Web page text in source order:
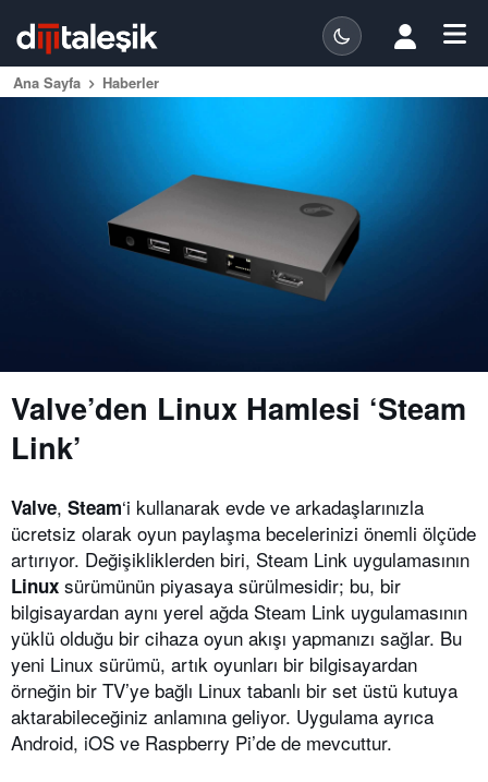
Ana Sayfa Haberler
Valve’den Linux Hamlesi ‘Steam
Link’
Valve, Steam‘i kullanarak evde ve arkadaşlarınızla
ücretsiz olarak oyun paylaşma becelerinizi önemli ölçüde
artırıyor. Değişikliklerden biri, Steam Link uygulamasının
Linux sürümünün piyasaya sürülmesidir; bu, bir
bilgisayardan aynı yerel ağda Steam Link uygulamasının
yüklü olduğu bir cihaza oyun akışı yapmanızı sağlar. Bu
yeni Linux sürümü, artık oyunları bir bilgisayardan
örneğin bir TV’ye bağlı Linux tabanlı bir set üstü kutuya
aktarabileceğiniz anlamına geliyor. Uygulama ayrıca
Android, iOS ve Raspberry Pi’de de mevcuttur.